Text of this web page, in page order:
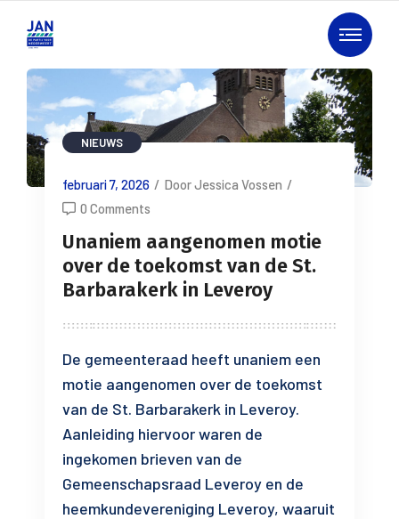
NIEUWS
februari 7, 2026 / Door Jessica Vossen /
0 Comments
Unaniem aangenomen motie
over de toekomst van de St.
Barbarakerk in Leveroy
De gemeenteraad heeft unaniem een
motie aangenomen over de toekomst
van de St. Barbarakerk in Leveroy.
Aanleiding hiervoor waren de
ingekomen brieven van de
Gemeenschapsraad Leveroy en de
heemkundevereniging Leveroy, waaruit